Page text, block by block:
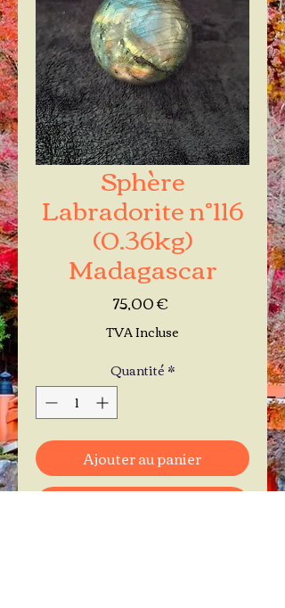
Sphère
Labradorite n°116
(0.36kg)
Madagascar
75,00 €Prix
TVA Incluse
Quantité*
Ajouter au panier